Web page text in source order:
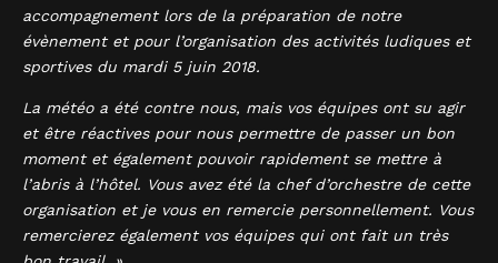
accompagnement lors de la préparation de notre
évènement et pour l’organisation des activités ludiques et
sportives du mardi 5 juin 2018.
La météo a été contre nous, mais vos équipes ont su agir
et être réactives pour nous permettre de passer un bon
moment et également pouvoir rapidement se mettre à
l’abris à l’hôtel. Vous avez été la chef d’orchestre de cette
organisation et je vous en remercie personnellement. Vous
remercierez également vos équipes qui ont fait un très